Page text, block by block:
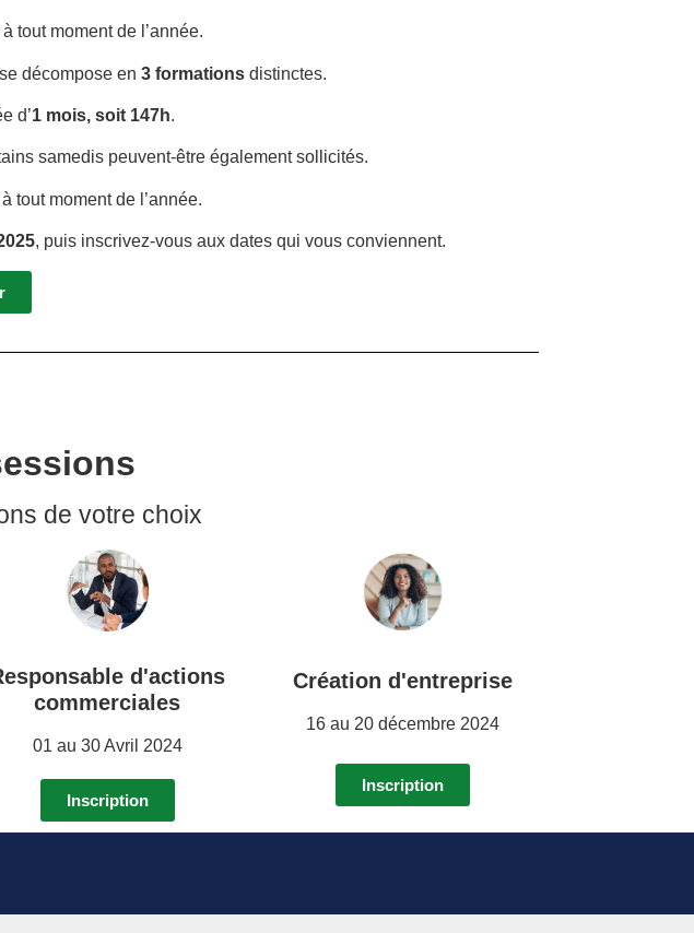
tout moment de l’année.
décompose en 3 formations distinctes.
d’1 mois, soit 147h.
samedis peuvent-être également sollicités.
tout moment de l’année.
, puis inscrivez-vous aux dates qui vous conviennent.
de votre choix
d'actions
commerciales
01 au 30 Avril 2024
Inscription
Création d'entreprise
16 au 20 décembre 2024
Inscription